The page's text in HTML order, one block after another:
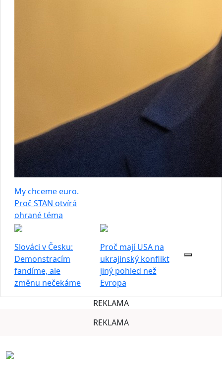
My chceme euro.
Proč STAN otvírá
ohrané téma
Slováci v Česku:
Demonstracím
fandíme, ale
změnu nečekáme
Proč mají USA na
ukrajinský konflikt
jiný pohled než
Evropa
REKLAMA
REKLAMA